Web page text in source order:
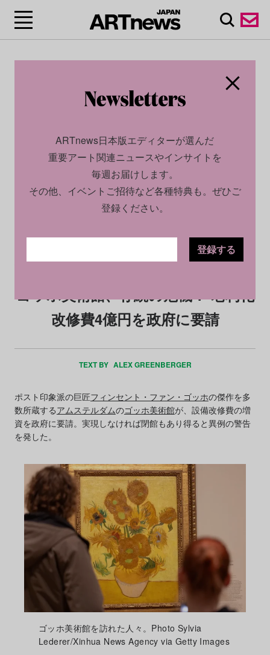
2025.08.28
ゴッホ美術館、存続の危機？ 老朽化
改修費4億円を政府に要請
TEXT BY ALEX GREENBERGER
ポスト印象派の巨匠フィンセント・ファン・ゴッホの傑作を多
数所蔵するアムステルダムのゴッホ美術館が、設備改修費の増
資を政府に要請。実現しなければ閉館もあり得ると異例の警告
を発した。
ゴッホ美術館を訪れた人々。Photo Sylvia
Lederer/Xinhua News Agency via Getty Images
ARTnews日本版エディターが選んだ
重要アート関連ニュースやインサイトを
毎週お届けします。
その他、イベントご招待など各種特典も。ぜひご
登録ください。
登録する